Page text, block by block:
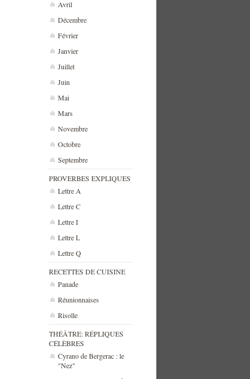
Avril
Décembre
Février
Janvier
Juillet
Juin
Mai
Mars
Novembre
Octobre
Septembre
PROVERBES EXPLIQUES
Lettre A
Lettre C
Lettre I
Lettre L
Lettre Q
RECETTES DE CUISINE
Panade
Réunionnaises
Risolle
THÉÂTRE: RÉPLIQUES
CÉLÈBRES
Cyrano de Bergerac : le
"Nez"